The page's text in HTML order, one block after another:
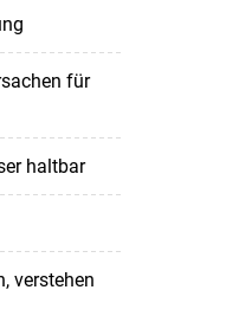
für
haltbar
verstehen